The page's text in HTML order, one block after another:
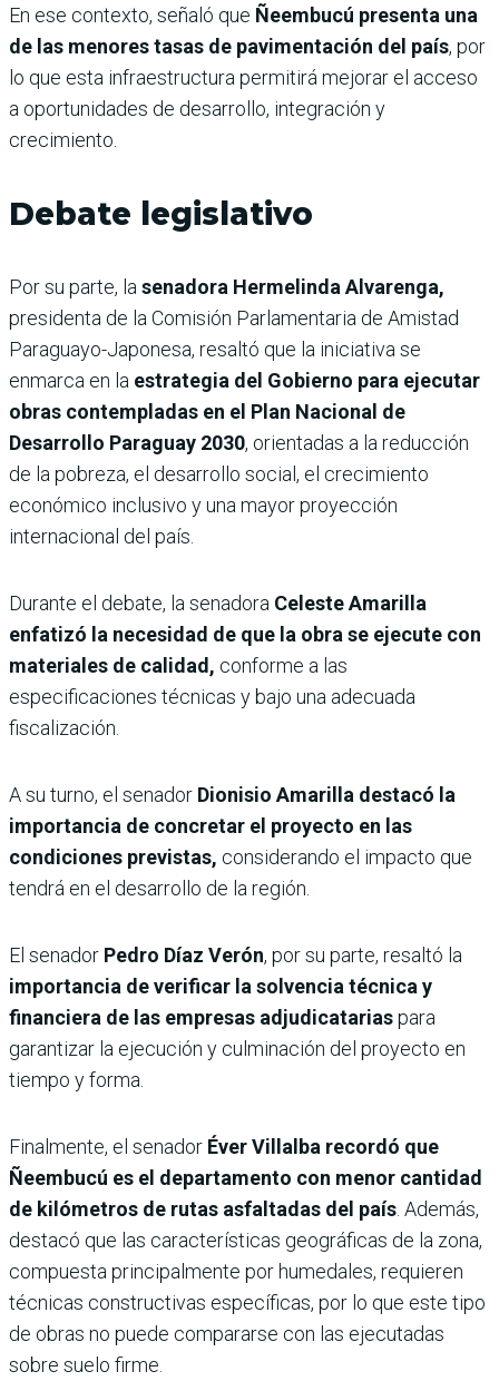
En ese contexto, señaló que Ñeembucú presenta una
de las menores tasas de pavimentación del país, por
lo que esta infraestructura permitirá mejorar el acceso
a oportunidades de desarrollo, integración y
crecimiento.
Debate legislativo
Por su parte, la senadora Hermelinda Alvarenga,
presidenta de la Comisión Parlamentaria de Amistad
Paraguayo-Japonesa, resaltó que la iniciativa se
enmarca en la estrategia del Gobierno para ejecutar
obras contempladas en el Plan Nacional de
Desarrollo Paraguay 2030, orientadas a la reducción
de la pobreza, el desarrollo social, el crecimiento
económico inclusivo y una mayor proyección
internacional del país.
Durante el debate, la senadora Celeste Amarilla
enfatizó la necesidad de que la obra se ejecute con
materiales de calidad, conforme a las
especificaciones técnicas y bajo una adecuada
fiscalización.
A su turno, el senador Dionisio Amarilla destacó la
importancia de concretar el proyecto en las
condiciones previstas, considerando el impacto que
tendrá en el desarrollo de la región.
El senador Pedro Díaz Verón, por su parte, resaltó la
importancia de verificar la solvencia técnica y
financiera de las empresas adjudicatariaspara
garantizar la ejecución y culminación del proyecto en
tiempo y forma.
Finalmente, el senador Éver Villalba recordó que
Ñeembucú es el departamento con menor cantidad
de kilómetros de rutas asfaltadas del país . Además,
destacó que las características geográficas de la zona,
compuesta principalmente por humedales, requieren
técnicas constructivas específicas, por lo que este tipo
de obras no puede compararse con las ejecutadas
sobre suelo firme.